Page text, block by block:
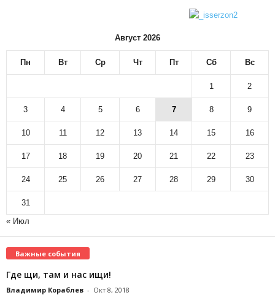
Август 2026
Пн Вт Ср Чт Пт Сб Вс
1 2
3 4 5 6 7 8 9
10 11 12 13 14 15 16
17 18 19 20 21 22 23
24 25 26 27 28 29 30
31
« Июл
Важные события
Где щи, там и нас ищи!
Владимир Кораблев - Окт 8, 2018